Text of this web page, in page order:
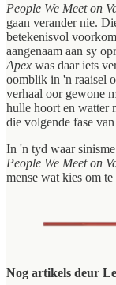
People We Meet on
gaan verander nie.
betekenisvol
aangenaam aan sy
Apex was daar iets
oomblik in 'n raaisel
verhaal oor gewone
hulle hoort en watter
die volgende fase
In 'n tyd waar
People We Meet on
mense wat kies om te
Nog artikels deur